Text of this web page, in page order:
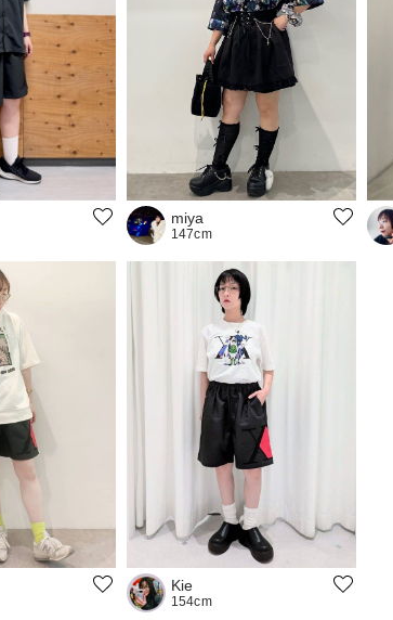
miya
147cm
Kie
154cm